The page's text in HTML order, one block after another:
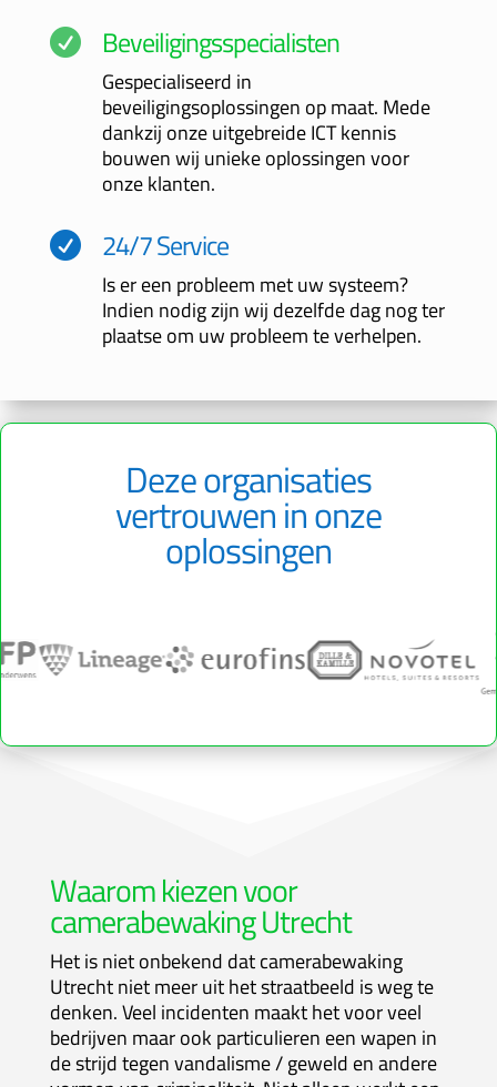
 Beveiligingsspecialisten
Gespecialiseerd in
beveiligingsoplossingen op maat. Mede
dankzij onze uitgebreide ICT kennis
bouwen wij unieke oplossingen voor
onze klanten.
 24/7 Service
Is er een probleem met uw systeem?
Indien nodig zijn wij dezelfde dag nog ter
plaatse om uw probleem te verhelpen.
Deze organisaties
vertrouwen in onze
oplossingen
Waarom kiezen voor
camerabewaking Utrecht
Het is niet onbekend dat camerabewaking
Utrecht niet meer uit het straatbeeld is weg te
denken. Veel incidenten maakt het voor veel
bedrijven maar ook particulieren een wapen in
de strijd tegen vandalisme / geweld en andere